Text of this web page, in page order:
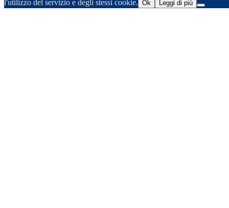
l'utilizzo del servizio e degli stessi cookie. Ok Leggi di più